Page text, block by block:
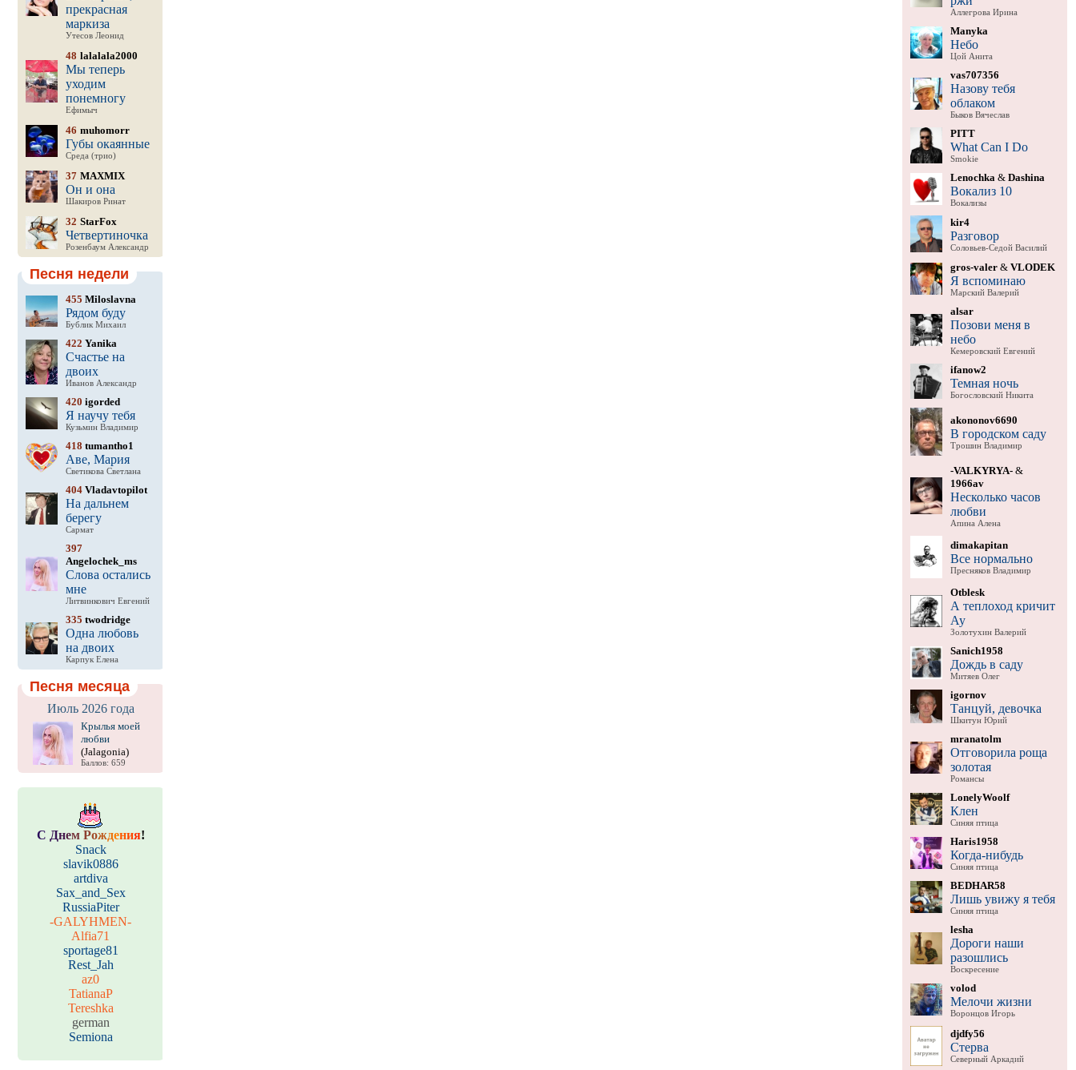
прекрасная
маркиза
Утесов Леонид
48 lalalala2000
Мы теперь
уходим
понемногу
Ефимыч
46 muhomorr
Губы окаянные
Среда (трио)
37 MAXMIX
Он и она
Шакиров Ринат
32 StarFox
Четвертиночка
Розенбаум Александр
Песня недели
455 Miloslavna
Рядом буду
Бублик Михаил
422 Yanika
Счастье на
двоих
Иванов Александр
420 igorded
Я научу тебя
Кузьмин Владимир
418 tumantho1
Аве, Мария
Светикова Светлана
404Vladavtopilot
На дальнем
берегу
Сармат
397
Angelochek_ms
Слова остались
мне
Литвинкович Евгений
335 twodridge
Одна любовь
на двоих
Карпук Елена
Песня месяца
Июль 2026 года
Крылья моей
любви
(Jalagonia)
Баллов: 659
С Днем Рождения!
Snack
slavik0886
artdiva
Sax_and_Sex
RussiaPiter
-GALYHMEN-
Alfia71
sportage81
Rest_Jah
az0
TatianaP
Tereshka
german
Semiona
Аллегрова Ирина
Manyka
Небо
Цой Анита
vas707356
Назову тебя
облаком
Быков Вячеслав
PITT
What Can I Do
Smokie
Lenochka & Dashina
Вокализ 10
Вокализы
kir4
Разговор
Соловьев-Седой Василий
gros-valer& VLODEK
Я вспоминаю
Марский Валерий
alsar
Позови меня в
небо
Кемеровский Евгений
ifanow2
Темная ночь
Богословский Никита
akononov6690
В городском саду
Трошин Владимир
-VALKYRYA-&
1966av
Несколько часов
любви
Апина Алена
dimakapitan
Все нормально
Пресняков Владимир
Otblesk
А теплоход кричит
Ау
Золотухин Валерий
Sanich1958
Дождь в саду
Митяев Олег
igornov
Танцуй, девочка
Шкитун Юрий
mranatolm
Отговорила роща
золотая
Романсы
LonelyWoolf
Клен
Синяя птица
Haris1958
Когда-нибудь
Синяя птица
BEDHAR58
Лишь увижу я тебя
Синяя птица
lesha
Дороги наши
разошлись
Воскресение
volod
Мелочи жизни
Воронцов Игорь
djdfy56
Стерва
Северный Аркадий